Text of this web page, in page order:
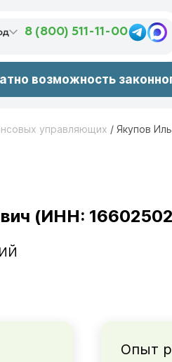
8 (800) 511-11-00
возможность
управляющих / Якупов
(ИНН:
Опыт